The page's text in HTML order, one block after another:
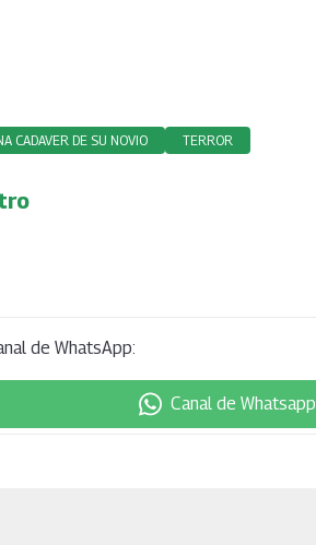
CADAVER DE SU NOVIO TERROR
de WhatsApp:
Canal de Whatsapp